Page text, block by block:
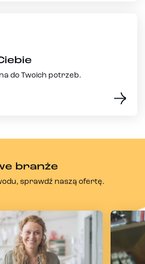
do Twoich potrzeb.
branże
sprawdź naszą ofertę.